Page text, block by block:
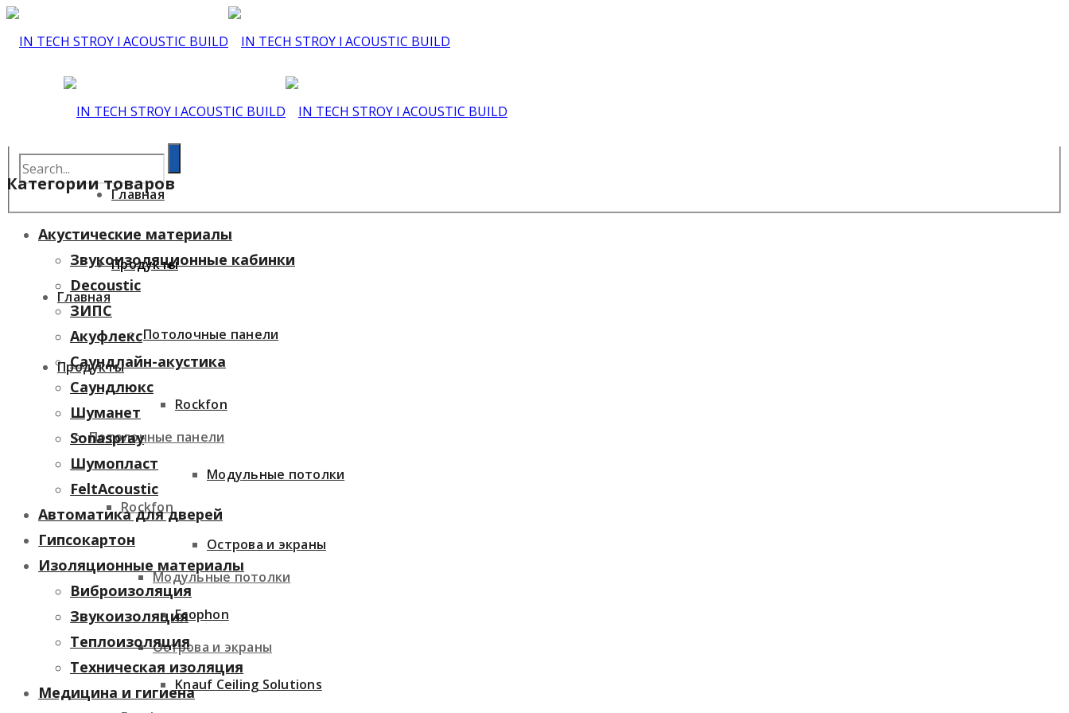
Главная
Продукты
Потолочные панели
Rockfon
Модульные потолки
Острова и экраны
Главная
Продукты
Потолочные панели
Rockfon
Модульные потолки
Острова и экраны
Ecophon
Knauf Ceiling Solutions
Категории товаров
Акустические материалы
Звукоизоляционные кабинки
Decoustic
ЗИПС
Акуфлекс
Саундлайн-акустика
Саундлюкс
Шуманет
Sonaspray
Шумопласт
FeltAcoustic
Автоматика для дверей
Гипсокартон
Изоляционные материалы
Виброизоляция
Звукоизоляция
Теплоизоляция
Техническая изоляция
Медицина и гигиена